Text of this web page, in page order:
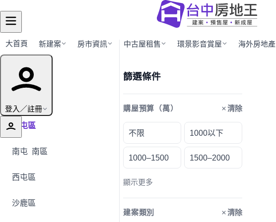
大首頁 新建案 房市資訊 中古屋租售 環景影音賞屋 海外房地產
登入／註冊
行政區導覽
北屯區
南屯 南區
西屯區
沙鹿區
篩選條件
購屋預算（萬） 清除
不限 1000以下
1000–1500 1500–2000
顯示更多
建案類別 清除